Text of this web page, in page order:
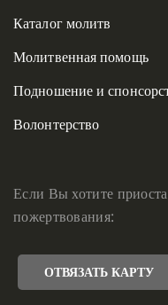
Каталог молитв
Молитвенная помощь
Подношение и
Волонтерство
Если Вы хотите
пожертвования:
ОТВЯЗАТЬ КАРТУ